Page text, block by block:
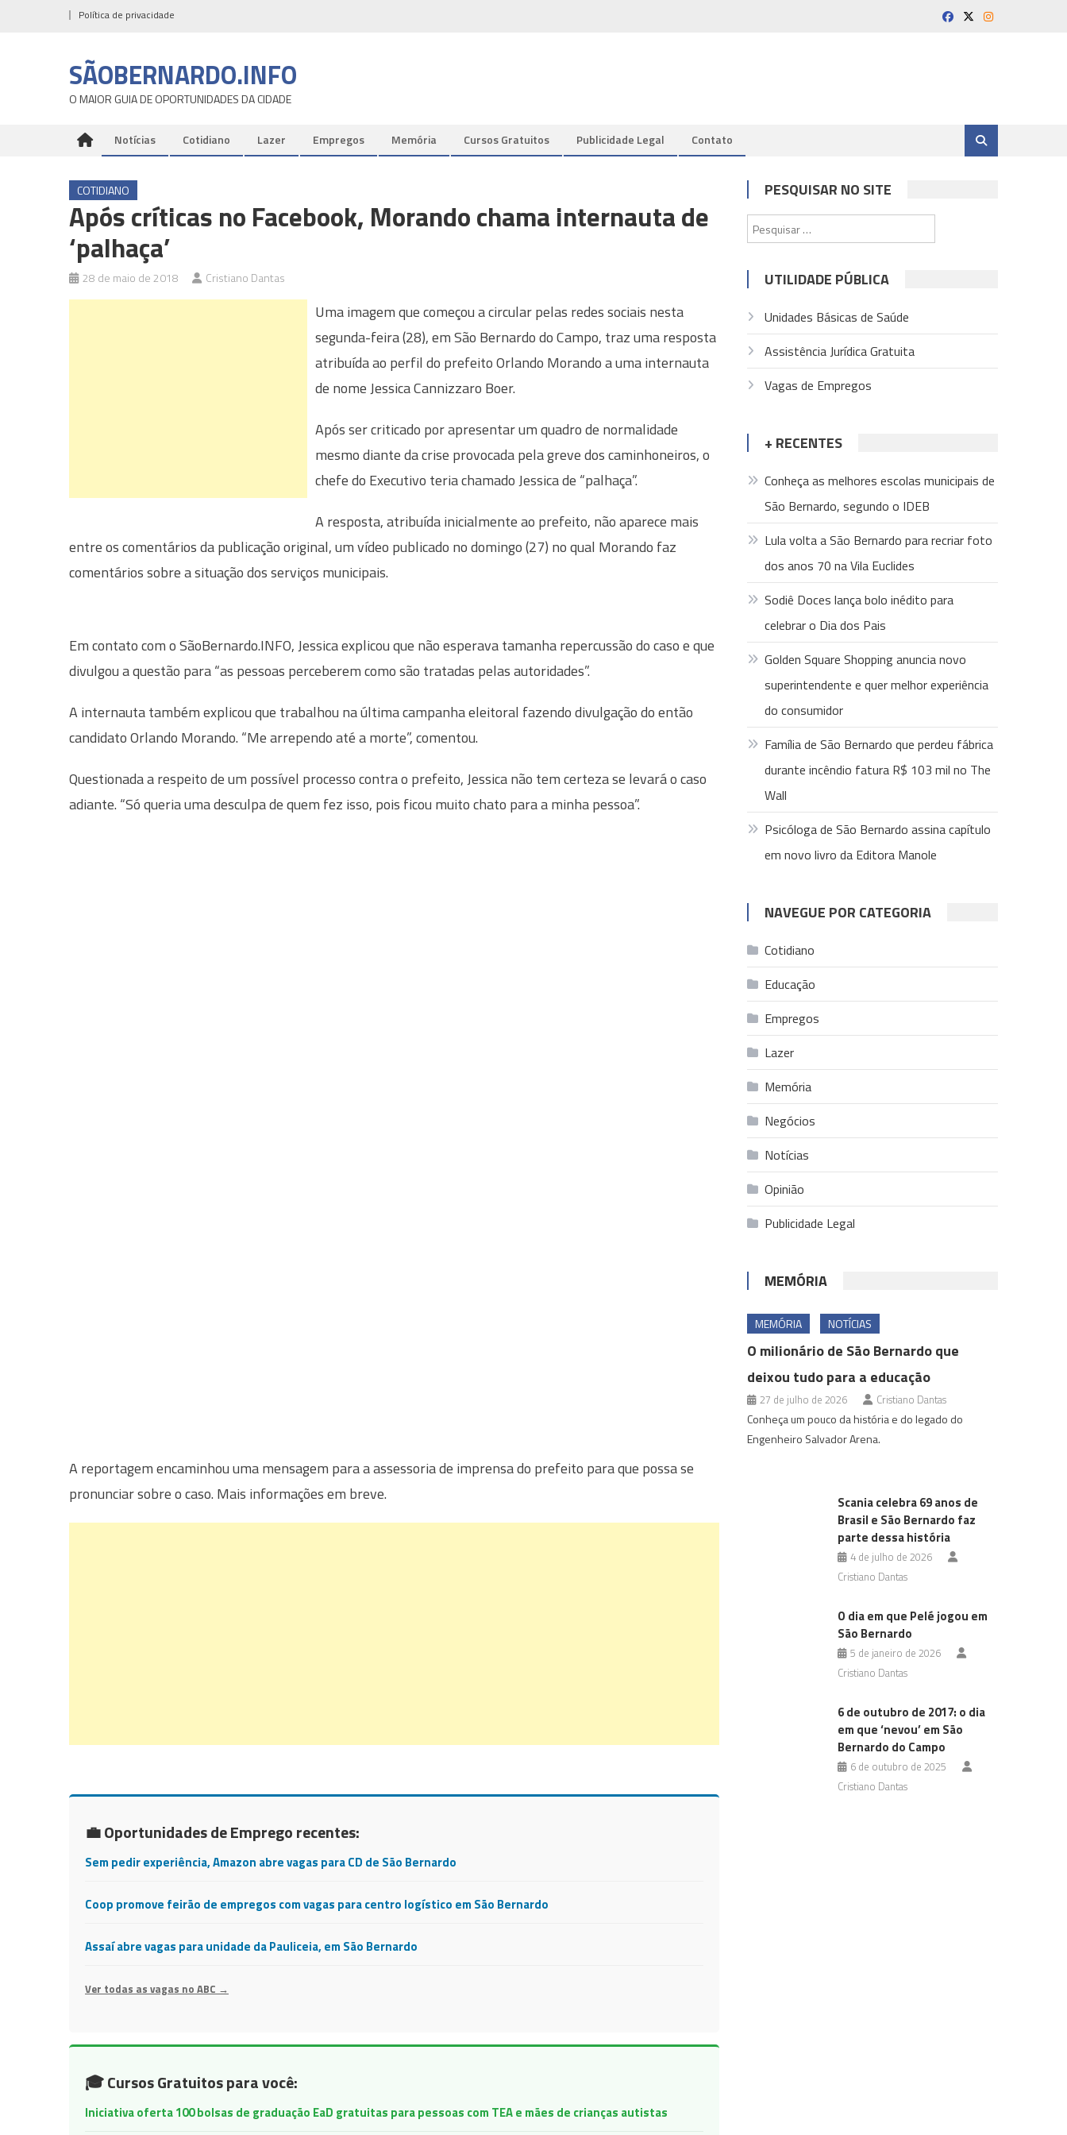
Política de privacidade
SÃOBERNARDO.INFO
O MAIOR GUIA DE OPORTUNIDADES DA CIDADE
Notícias Cotidiano Lazer Empregos Memória Cursos Gratuitos Publicidade Legal Contato
COTIDIANO
Após críticas no Facebook, Morando chama internauta de
‘palhaça’
28 de maio de 2018 Cristiano Dantas
Uma imagem que começou a circular pelas redes sociais nesta
segunda-feira (28), em São Bernardo do Campo, traz uma resposta
atribuída ao perfil do prefeito Orlando Morando a uma internauta
de nome Jessica Cannizzaro Boer.
Após ser criticado por apresentar um quadro de normalidade
mesmo diante da crise provocada pela greve dos caminhoneiros, o
chefe do Executivo teria chamado Jessica de “palhaça”.
A resposta, atribuída inicialmente ao prefeito, não aparece mais
entre os comentários da publicação original, um vídeo publicado no domingo (27) no qual Morando faz
comentários sobre a situação dos serviços municipais.
Em contato com o SãoBernardo.INFO, Jessica explicou que não esperava tamanha repercussão do caso e que
divulgou a questão para “as pessoas perceberem como são tratadas pelas autoridades”.
A internauta também explicou que trabalhou na última campanha eleitoral fazendo divulgação do então
candidato Orlando Morando. “Me arrependo até a morte”, comentou.
Questionada a respeito de um possível processo contra o prefeito, Jessica não tem certeza se levará o caso
adiante. “Só queria uma desculpa de quem fez isso, pois ficou muito chato para a minha pessoa”.
A reportagem encaminhou uma mensagem para a assessoria de imprensa do prefeito para que possa se
pronunciar sobre o caso. Mais informações em breve.
💼 Oportunidades de Emprego recentes:
Sem pedir experiência, Amazon abre vagas para CD de São Bernardo
Coop promove feirão de empregos com vagas para centro logístico em São Bernardo
Assaí abre vagas para unidade da Pauliceia, em São Bernardo
Ver todas as vagas no ABC →
🎓 Cursos Gratuitos para você:
Iniciativa oferta 100 bolsas de graduação EaD gratuitas para pessoas com TEA e mães de crianças autistas
PESQUISAR NO SITE
por:
UTILIDADE PÚBLICA
Unidades Básicas de Saúde
Assistência Jurídica Gratuita
Vagas de Empregos
+ RECENTES
Conheça as melhores escolas municipais de
São Bernardo, segundo o IDEB
Lula volta a São Bernardo para recriar foto
dos anos 70 na Vila Euclides
Sodiê Doces lança bolo inédito para
celebrar o Dia dos Pais
Golden Square Shopping anuncia novo
superintendente e quer melhor experiência
do consumidor
Família de São Bernardo que perdeu fábrica
durante incêndio fatura R$ 103 mil no The
Wall
Psicóloga de São Bernardo assina capítulo
em novo livro da Editora Manole
NAVEGUE POR CATEGORIA
Cotidiano
Educação
Empregos
Lazer
Memória
Negócios
Notícias
Opinião
Publicidade Legal
MEMÓRIA
MEMÓRIA NOTÍCIAS
O milionário de São Bernardo que
deixou tudo para a educação
27 de julho de 2026 Cristiano Dantas
Conheça um pouco da história e do legado do
Engenheiro Salvador Arena.
Scania celebra 69 anos de
Brasil e São Bernardo faz
parte dessa história
4 de julho de 2026
Cristiano Dantas
O dia em que Pelé jogou em
São Bernardo
5 de janeiro de 2026
Cristiano Dantas
6 de outubro de 2017: o dia
em que ‘nevou’ em São
Bernardo do Campo
6 de outubro de 2025
Cristiano Dantas